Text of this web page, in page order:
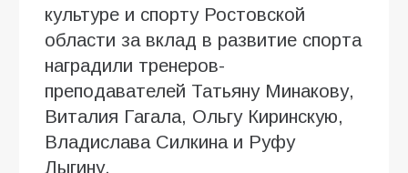
культуре и спорту Ростовской
области за вклад в развитие спорта
наградили тренеров-
преподавателей Татьяну Минакову,
Виталия Гагала, Ольгу Киринскую,
Владислава Силкина и Руфу
Лыгину.